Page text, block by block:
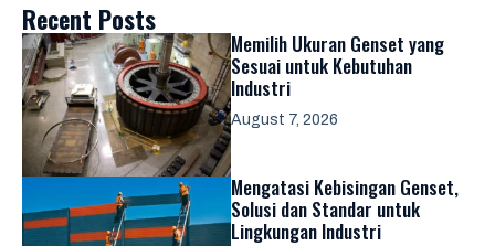
Recent Posts
Memilih Ukuran Genset yang
Sesuai untuk Kebutuhan
Industri
August 7, 2026
Mengatasi Kebisingan Genset,
Solusi dan Standar untuk
Lingkungan Industri